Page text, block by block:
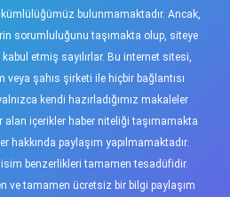
bulunmamaktadır. Ancak,
sorumluluğunu taşımakta olup, siteye
etmiş sayılırlar. Bu internet sitesi,
veya şahıs şirketi ile hiçbir bağlantısı
kendi hazırladığımız makaleler
alan içerikler haber niteliği taşımamakta
hakkında paylaşım yapılmamaktadır.
benzerlikleri tamamen tesadüfidir.
ve tamamen ücretsiz bir bilgi paylaşım